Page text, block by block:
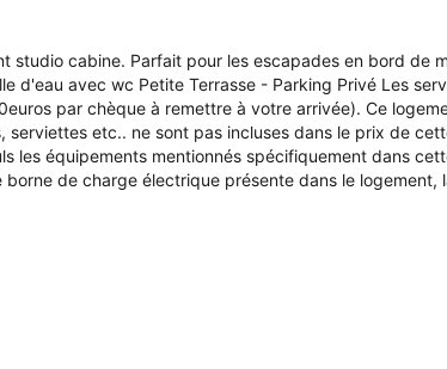
cabine. Parfait pour les escapades en bord de
avec wc Petite Terrasse - Parking Privé Les
par chèque à remettre à votre arrivée). Ce
etc.. ne sont pas incluses dans le prix de
les équipements mentionnés spécifiquement dans
de charge électrique présente dans le logement,